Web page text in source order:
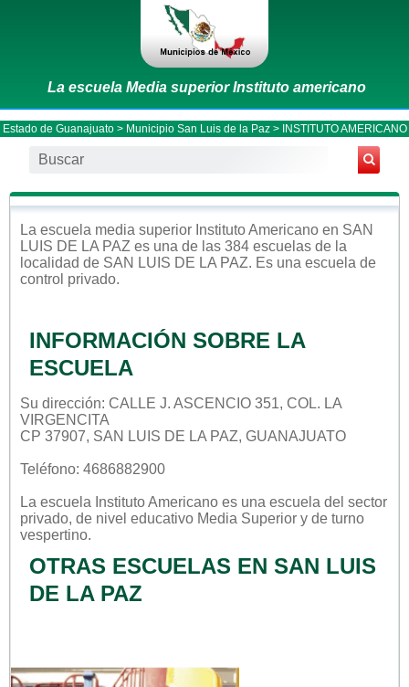
La escuela Media superior Instituto americano
Estado de Guanajuato> Municipio San Luis de la Paz> INSTITUTO AMERICANO
La escuela media superior Instituto Americano en SAN
LUIS DE LA PAZ es una de las 384 escuelas de la
localidad de SAN LUIS DE LA PAZ. Es una escuela de
control privado.
INFORMACIÓN SOBRE LA
ESCUELA
Su dirección: CALLE J. ASCENCIO 351, COL. LA
VIRGENCITA
CP 37907, SAN LUIS DE LA PAZ, GUANAJUATO
Teléfono: 4686882900
La escuela Instituto Americano es una escuela del sector
privado, de nivel educativo Media Superior y de turno
vespertino.
OTRAS ESCUELAS EN SAN LUIS
DE LA PAZ